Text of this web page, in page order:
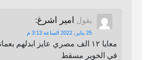
يقول امير اشرغ:
25 يناير، 2022 الساعة 3:13 م
معايا ١٢ الف مصري عايز ابدلهم
في الخوير مسقط